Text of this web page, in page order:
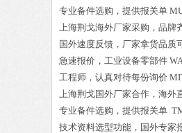
专业备件选购 ，提供报关单
上海荆戈海外厂家采购 ，品牌
国外速度反馈，厂家拿货品质
急速报价， 工业设备零部件
工程师 ，认真对待每份询价
上海荆戈国外厂家合作，海外
专业备件选购 ，提供报关单
技术资料选型功能，国外专家